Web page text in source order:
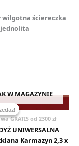
wilgotna ściereczka
jednolita
W MAGAZYNIE
GRATIS od 2300 zł
UNIWERSALNA
Karmazyn 2,3 x
Pierwotna
cena
wynosiła:
55,40 zł.
Aktualna
cena
wynosi:
41,80 zł.